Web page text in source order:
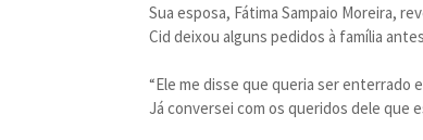
Sua esposa, Fátima Sampaio Moreira,
Cid deixou alguns pedidos à família
“Ele me disse que queria ser enterrado
Já conversei com os queridos dele que